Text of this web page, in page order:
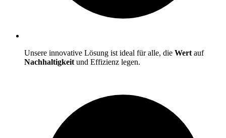
Unsere innovative Lösung ist ideal für alle, die Wert auf
Nachhaltigkeit und Effizienz legen.